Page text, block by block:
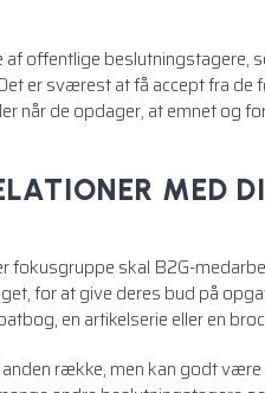
offentlige beslutningstagere,
er sværest at få accept fra
når de opdager, at emnet og
MED
fokusgruppe skal B2G-
for at give deres bud på
en artikelserie eller en
række, men kan godt